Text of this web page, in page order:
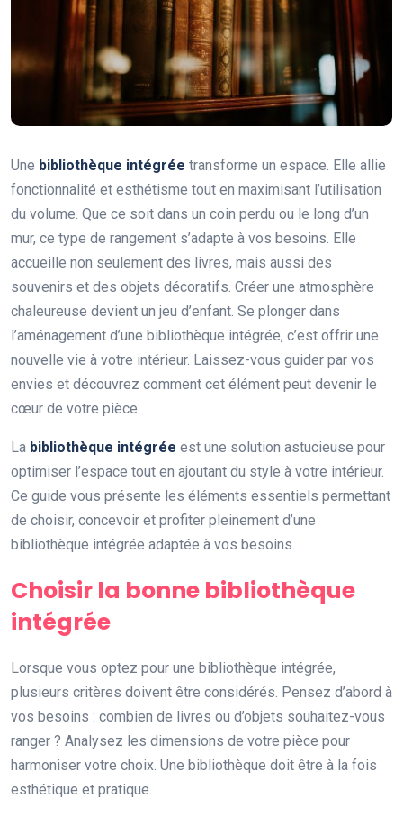
Une bibliothèque intégrée transforme un espace. Elle allie
fonctionnalité et esthétisme tout en maximisant l’utilisation
du volume. Que ce soit dans un coin perdu ou le long d’un
mur, ce type de rangement s’adapte à vos besoins. Elle
accueille non seulement des livres, mais aussi des
souvenirs et des objets décoratifs. Créer une atmosphère
chaleureuse devient un jeu d’enfant. Se plonger dans
l’aménagement d’une bibliothèque intégrée, c’est offrir une
nouvelle vie à votre intérieur. Laissez-vous guider par vos
envies et découvrez comment cet élément peut devenir le
cœur de votre pièce.
La bibliothèque intégrée est une solution astucieuse pour
optimiser l’espace tout en ajoutant du style à votre intérieur.
Ce guide vous présente les éléments essentiels permettant
de choisir, concevoir et profiter pleinement d’une
bibliothèque intégrée adaptée à vos besoins.
Choisir la bonne bibliothèque
intégrée
Lorsque vous optez pour une bibliothèque intégrée,
plusieurs critères doivent être considérés. Pensez d’abord à
vos besoins : combien de livres ou d’objets souhaitez-vous
ranger ? Analysez les dimensions de votre pièce pour
harmoniser votre choix. Une bibliothèque doit être à la fois
esthétique et pratique.